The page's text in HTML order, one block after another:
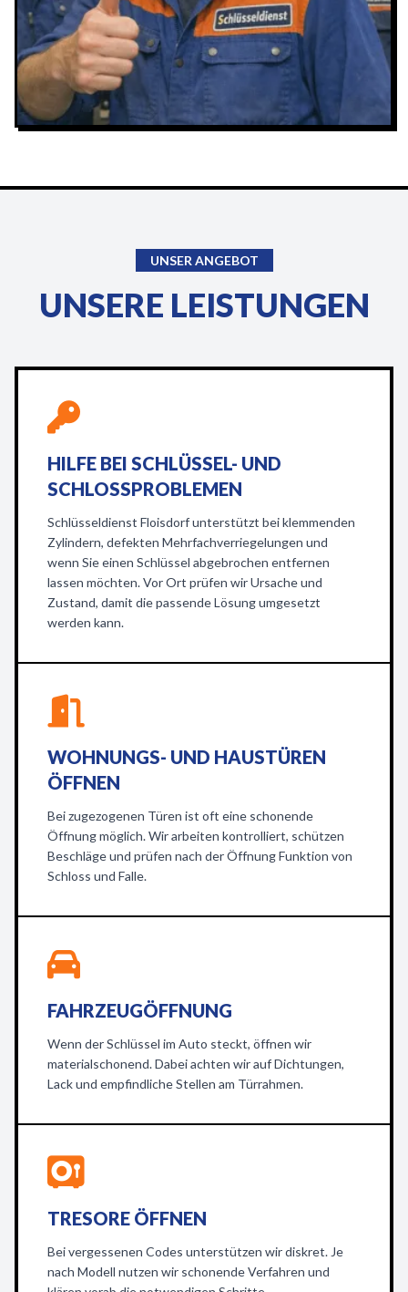
UNSER ANGEBOT
UNSERE LEISTUNGEN
HILFE BEI SCHLÜSSEL- UND
SCHLOSSPROBLEMEN
Schlüsseldienst Floisdorf unterstützt bei klemmenden
Zylindern, defekten Mehrfachverriegelungen und
wenn Sie einen Schlüssel abgebrochen entfernen
lassen möchten. Vor Ort prüfen wir Ursache und
Zustand, damit die passende Lösung umgesetzt
werden kann.
WOHNUNGS- UND HAUSTÜREN
ÖFFNEN
Bei zugezogenen Türen ist oft eine schonende
Öffnung möglich. Wir arbeiten kontrolliert, schützen
Beschläge und prüfen nach der Öffnung Funktion von
Schloss und Falle.
FAHRZEUGÖFFNUNG
Wenn der Schlüssel im Auto steckt, öffnen wir
materialschonend. Dabei achten wir auf Dichtungen,
Lack und empfindliche Stellen am Türrahmen.
TRESORE ÖFFNEN
Bei vergessenen Codes unterstützen wir diskret. Je
nach Modell nutzen wir schonende Verfahren und